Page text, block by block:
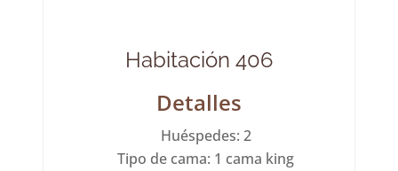
Habitación 406
Detalles
Huéspedes: 2
Tipo de cama: 1 cama king